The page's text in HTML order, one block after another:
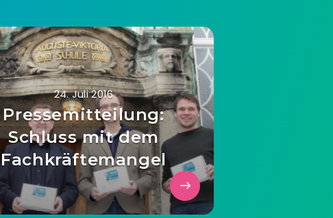
24. Juli 2016
Pressemitteilung:
Schluss mit dem
Fachkräftemangel